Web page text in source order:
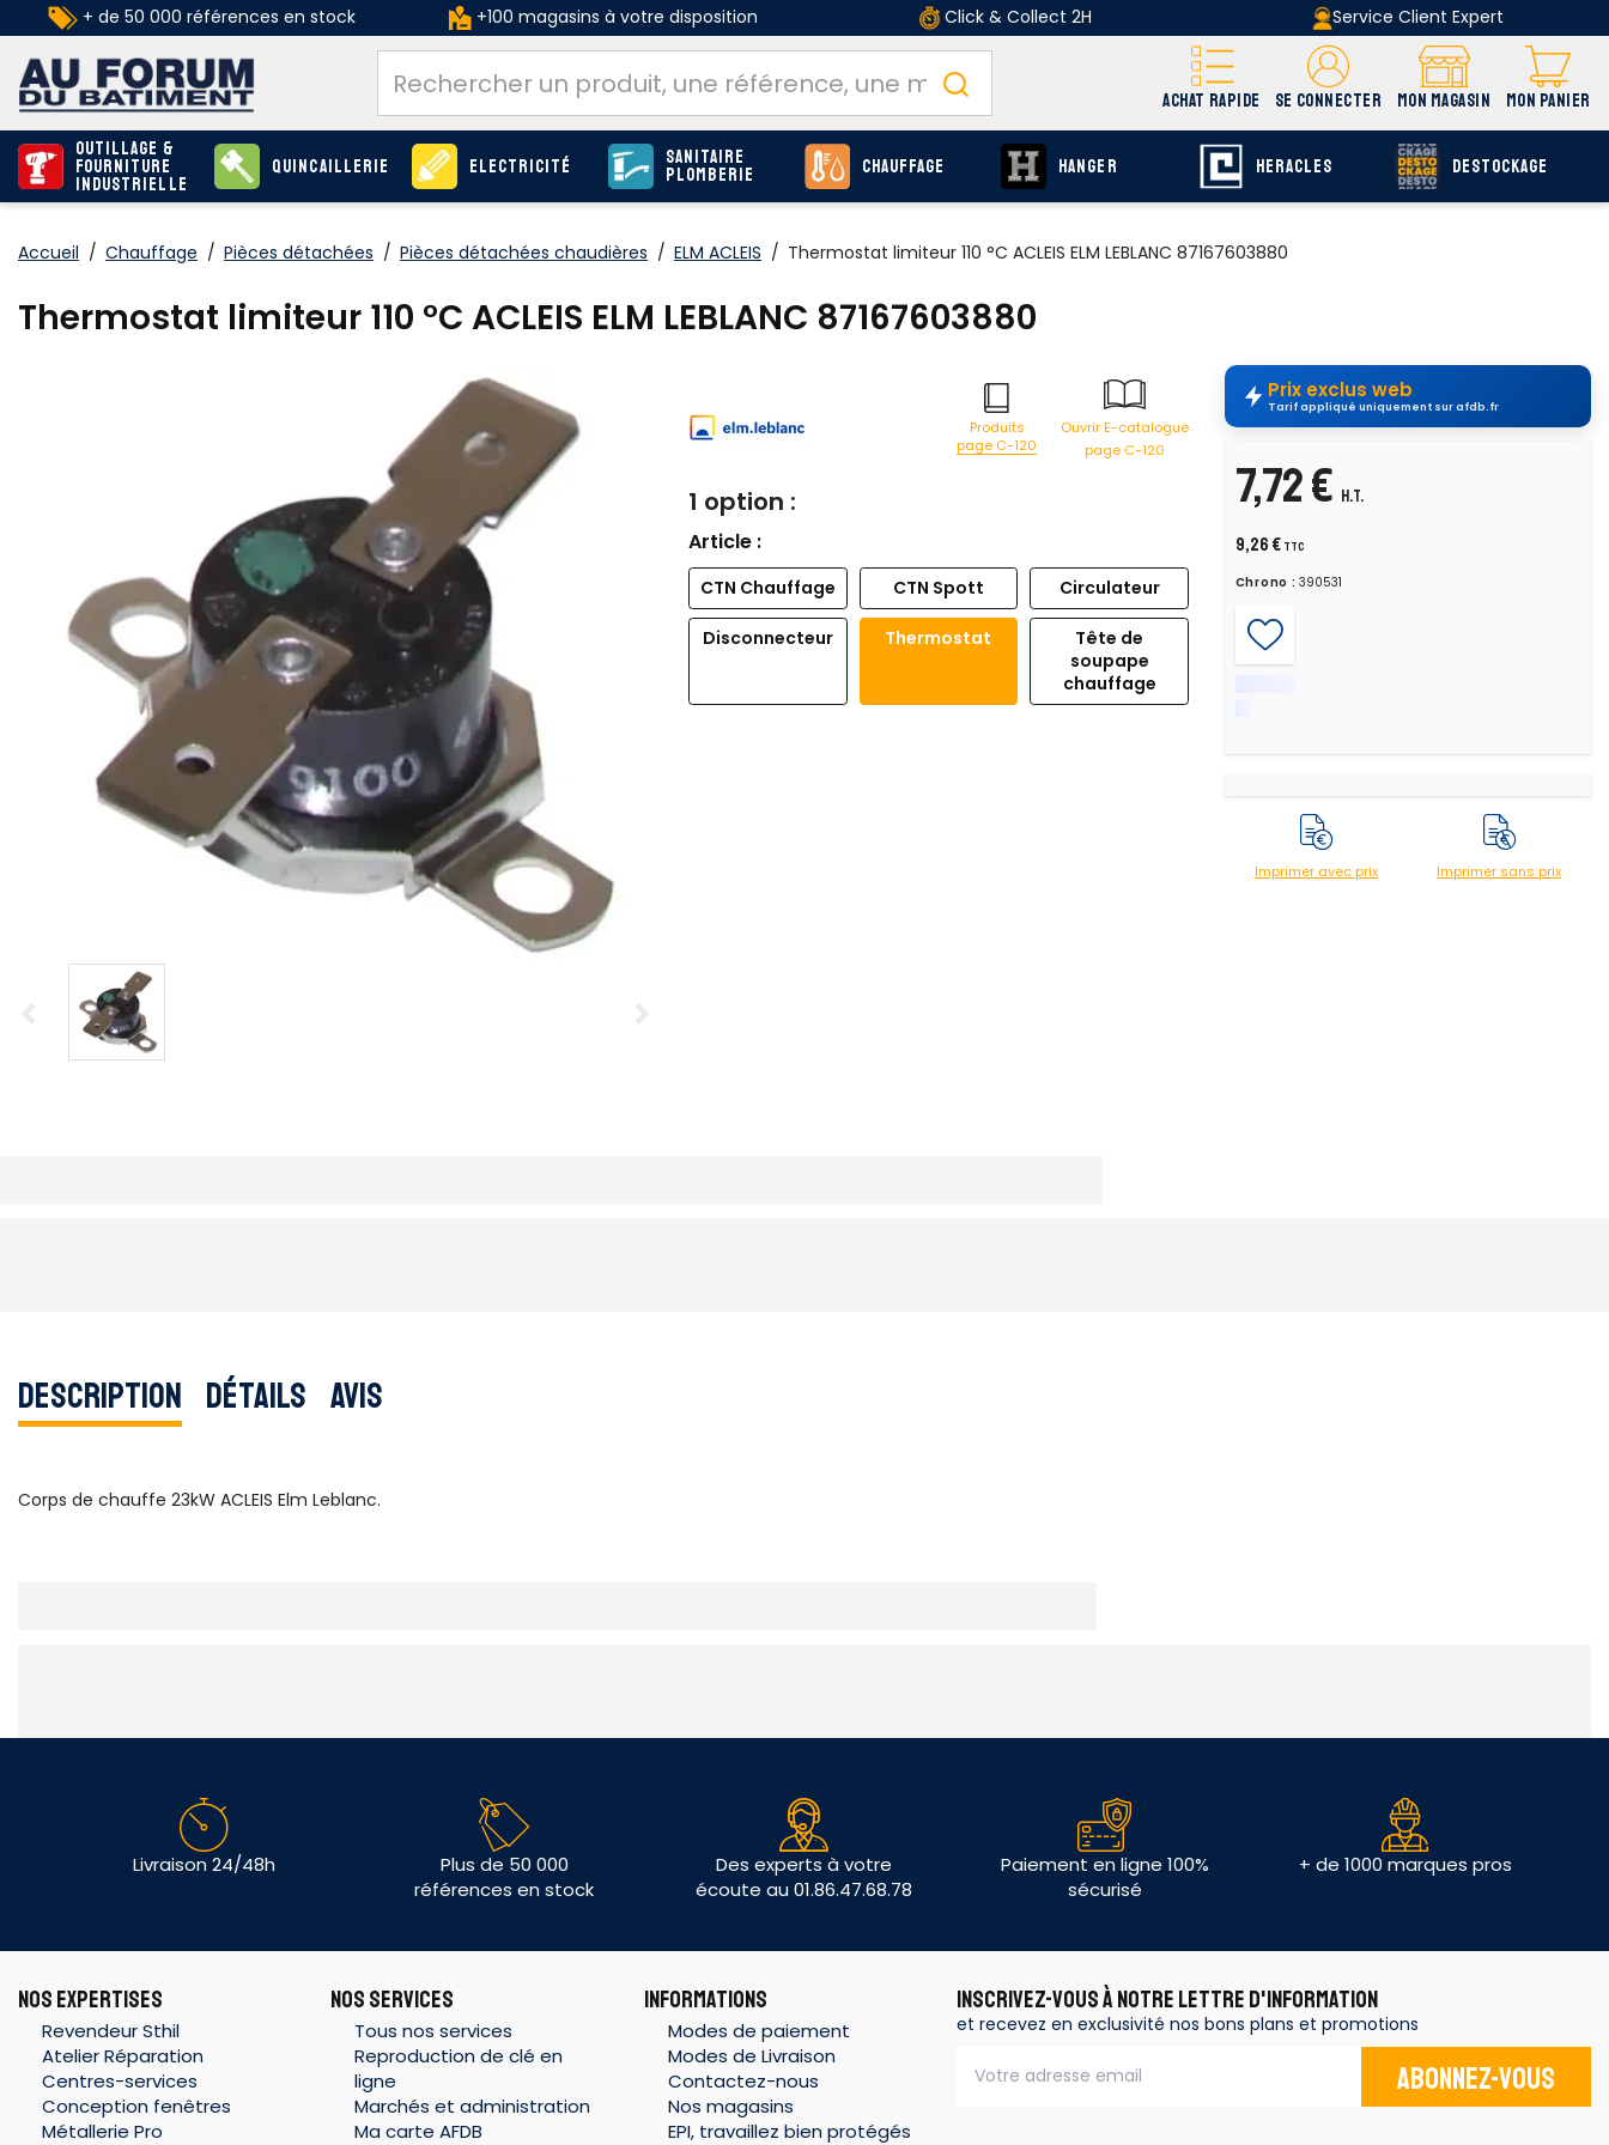
+ de 50 000 références en stock +100 magasins à votre disposition Click & Collect 2H Service Client Expert
ACHAT RAPIDE SE CONNECTER MON MAGASIN MON PANIER
Outillage &
Fourniture
industrielle
Quincaillerie Electricité Sanitaire
Plomberie Chauffage HANGER HERACLES DESTOCKAGE
Accueil / Chauffage / Pièces détachées / Pièces détachées chaudières / ELM ACLEIS / Thermostat limiteur 110 °C ACLEIS ELM LEBLANC 87167603880
Thermostat limiteur 110 °C ACLEIS ELM LEBLANC 87167603880
Produits
page C-120
Ouvrir E-catalogue
page C-120
1 option :
Article :
CTN Chauffage CTN Spott Circulateur
Disconnecteur Thermostat
Tête de
soupape
chauffage
Prix exclus web
Tarif appliqué uniquement sur afdb.fr
7,72 € H.T.
9,26 € TTC
Chrono : 390531
Imprimer avec prix Imprimer sans prix
Description Détails Avis
Corps de chauffe 23kW ACLEIS Elm Leblanc.
Livraison 24/48h
Plus de 50 000
références en stock
Des experts à votre
écoute au 01.86.47.68.78
Paiement en ligne 100%
sécurisé
+ de 1000 marques pros
NOS EXPERTISES
Revendeur Sthil
Atelier Réparation
Centres-services
Conception fenêtres
Métallerie Pro
NOS SERVICES
Tous nos services
Reproduction de clé en
ligne
Marchés et administration
Ma carte AFDB
INFORMATIONS
Modes de paiement
Modes de Livraison
Contactez-nous
Nos magasins
EPI, travaillez bien protégés
INSCRIVEZ-VOUS À NOTRE LETTRE D'INFORMATION
et recevez en exclusivité nos bons plans et promotions
Abonnez-vous